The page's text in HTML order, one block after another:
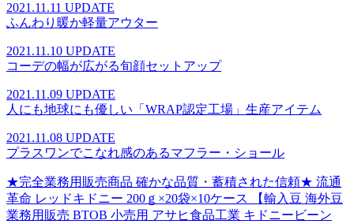
2021.11.11 UPDATE
ふんわり暖か軽量アウター
2021.11.10 UPDATE
コーデの幅が広がる旬顔セットアップ
2021.11.09 UPDATE
人にも地球にも優しい「WRAP認定工場」生産アイテム
2021.11.08 UPDATE
プラスワンでこなれ感のあるマフラー・ショール
★完全業務用販売商品 確かな品質・蓄積された信頼★ 流通
革命 レッドキドニー 200ｇ×20袋×10ケース 【輸入豆 海外豆
業務用販売 BTOB 小売用 アサヒ食品工業 キドニービーン